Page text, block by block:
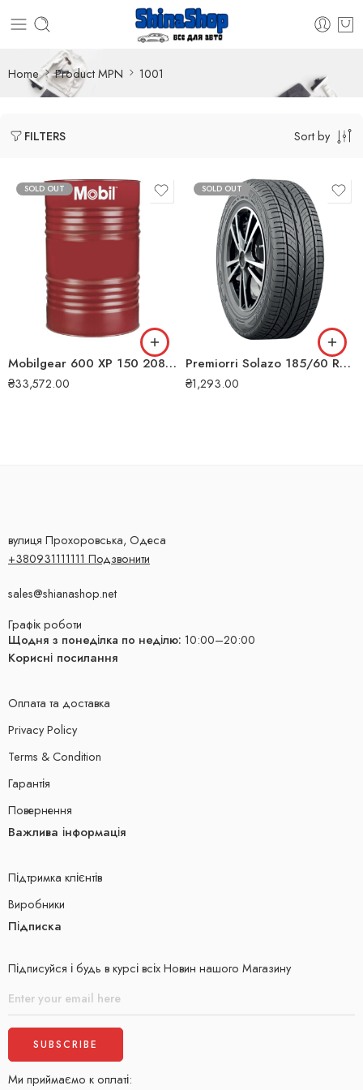
Home Product MPN 1001
FILTERS Sort by
SOLD OUT
Mobilgear 600 XP 150 208л 199
₴33,572.00
SOLD OUT
Premiorri Solazo 185/60 R14 82H літня шина
₴1,293.00
вулиця Прохоровська, Одеса
+380931111111 Подзвонити
sales@shianashop.net
Графік роботи
Щодня з понеділка по неділю: 10:00–20:00
Корисні посилання
Оплата та доставка
Privacy Policy
Terms & Condition
Гарантія
Повернення
Важлива інформація
Підтримка клієнтів
Виробники
Підписка
Підписуйся і будь в курсі всіх Новин нашого Магазину
Ми приймаємо к оплаті: